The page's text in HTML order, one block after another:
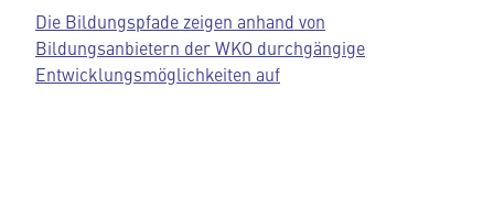
Die Bildungspfade zeigen anhand von
Bildungsanbietern der WKO durchgängige
Entwicklungsmöglichkeiten auf